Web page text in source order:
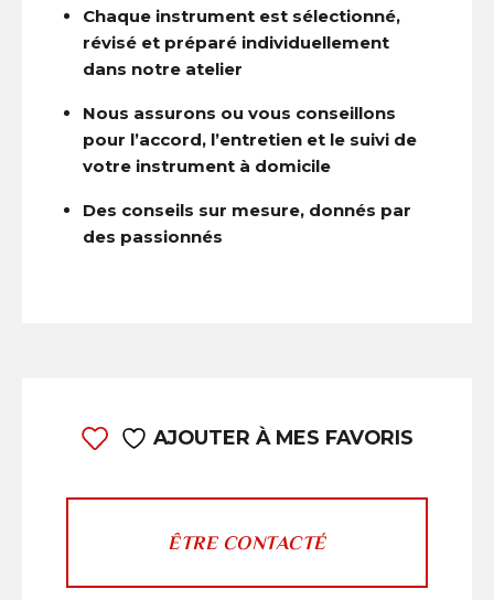
Chaque instrument est sélectionné,
révisé et préparé individuellement
dans notre atelier
Nous assurons ou vous conseillons
pour l’accord, l’entretien et le suivi de
votre instrument à domicile
Des conseils sur mesure, donnés par
des passionnés
AJOUTER À MES FAVORIS
ÊTRE CONTACTÉ